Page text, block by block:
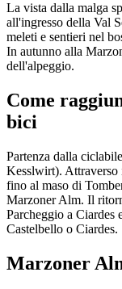
La vista dalla malga
all'ingresso della Val
meleti e sentieri nel
In autunno alla
dell'alpeggio.
Come
bici
Partenza dalla
Kesslwirt).
fino al maso di
Marzoner Alm. Il
Parcheggio a Ciardes
Castelbello o Ciardes.
Marzoner